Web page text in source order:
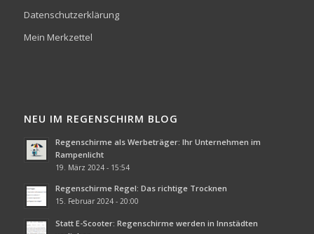
Datenschutzerklärung
Mein Merkzettel
NEU IM REGENSCHIRM BLOG
Regenschirme als Werbeträger: Ihr Unternehmen im
Rampenlicht
19. März 2024 - 15:54
Regenschirme Regel: Das richtige Trocknen
15. Februar 2024 - 20:00
Statt E-Scooter: Regenschirme werden in Innstädten